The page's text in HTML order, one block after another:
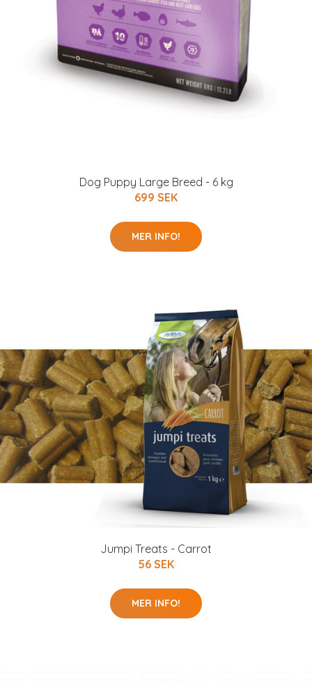
Dog Puppy Large Breed - 6 kg
699 SEK
MER INFO!
Jumpi Treats - Carrot
56 SEK
MER INFO!